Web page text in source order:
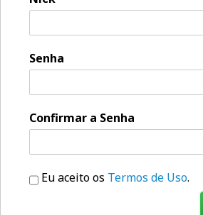
Senha
Confirmar a Senha
Eu aceito os Termos de Uso.